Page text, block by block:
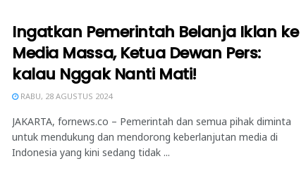
Ingatkan Pemerintah Belanja Iklan ke
Media Massa, Ketua Dewan Pers:
kalau Nggak Nanti Mati!
RABU, 28 AGUSTUS 2024
JAKARTA, fornews.co – Pemerintah dan semua pihak diminta
untuk mendukung dan mendorong keberlanjutan media di
Indonesia yang kini sedang tidak ...